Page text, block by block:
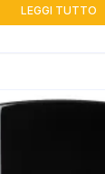
LEGGI TUTTO